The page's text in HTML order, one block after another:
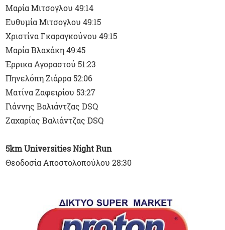
Μαρία Μιτσογλου 49:14
Ευθυμία Μιτσογλου 49:15
Χριστίνα Γκαραγκούνου 49:15
Μαρία Βλαχάκη 49:45
Έρρικα Αγοραστού 51:23
Πηνελόπη Ζιάρρα 52:06
Ματίνα Ζαφειρίου 53:27
Γιάννης Βαλιάντζας DSQ
Ζαχαρίας Βαλιάντζας DSQ
5km Universities Night Run
Θεοδοσία Αποστολοπούλου 28:30